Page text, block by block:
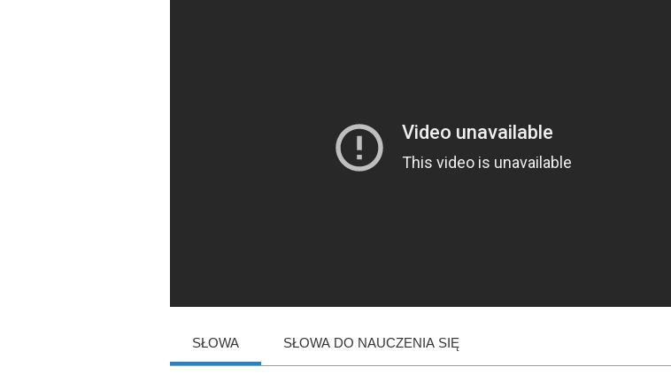
SŁOWA SŁOWA DO NAUCZENIA SIĘ